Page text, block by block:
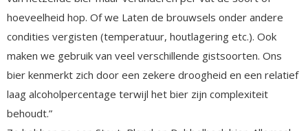
hoeveelheid hop. Of we Laten de brouwsels onder andere
condities vergisten (temperatuur, houtlagering etc.). Ook
maken we gebruik van veel verschillende gistsoorten. Ons
bier kenmerkt zich door een zekere droogheid en een relatief
laag alcoholpercentage terwijl het bier zijn complexiteit
behoudt.”